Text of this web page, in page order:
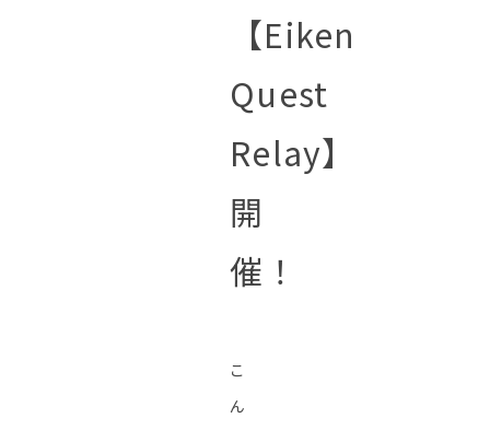
【Eiken
Quest
Relay】
開
催！
こ
ん